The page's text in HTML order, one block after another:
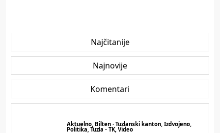
Najčitanije
Najnovije
Komentari